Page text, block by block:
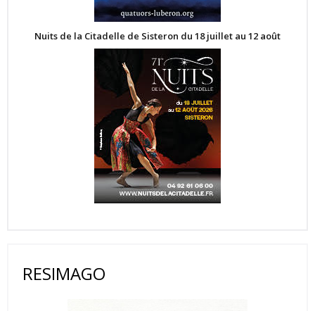
Nuits de la Citadelle de Sisteron du 18 juillet au 12 août
RESIMAGO